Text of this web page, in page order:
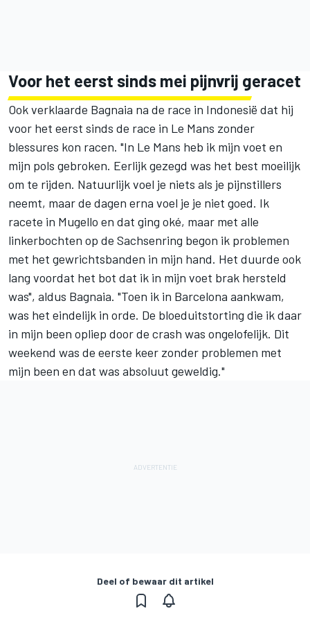
Voor het eerst sinds mei pijnvrij geracet
Ook verklaarde Bagnaia na de race in Indonesië dat hij
voor het eerst sinds de race in Le Mans zonder
blessures kon racen. "In Le Mans heb ik mijn voet en
mijn pols gebroken. Eerlijk gezegd was het best moeilijk
om te rijden. Natuurlijk voel je niets als je pijnstillers
neemt, maar de dagen erna voel je je niet goed. Ik
racete in Mugello en dat ging oké, maar met alle
linkerbochten op de Sachsenring begon ik problemen
met het gewrichtsbanden in mijn hand. Het duurde ook
lang voordat het bot dat ik in mijn voet brak hersteld
was", aldus Bagnaia. "Toen ik in Barcelona aankwam,
was het eindelijk in orde. De bloeduitstorting die ik daar
in mijn been opliep door de crash was ongelofelijk. Dit
weekend was de eerste keer zonder problemen met
mijn been en dat was absoluut geweldig."
Deel of bewaar dit artikel